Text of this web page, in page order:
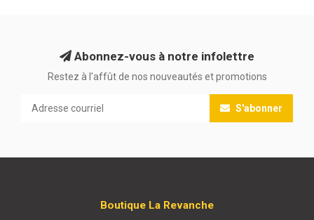
Abonnez-vous à notre infolettre
Restez à l'affût de nos nouveautés et promotions
S'abonner
Boutique La Revanche